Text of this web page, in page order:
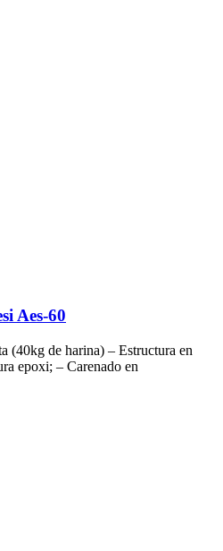
Aes-60
(40kg de harina) – Estructura en
epoxi; – Carenado en